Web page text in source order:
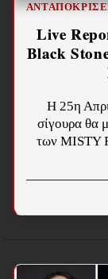
Live
Black
Η 25η
σίγουρα θα
των MISTY